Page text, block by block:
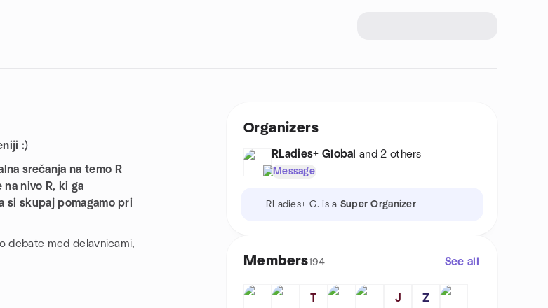
:)
srečanja na temo R
nivo R, ki ga
si skupaj pomagamo pri
debate med delavnicami,
Organizers
RLadies+ Global and 2 others
Message
RLadies+ G. is a Super Organizer
Members194 See all
T J Z